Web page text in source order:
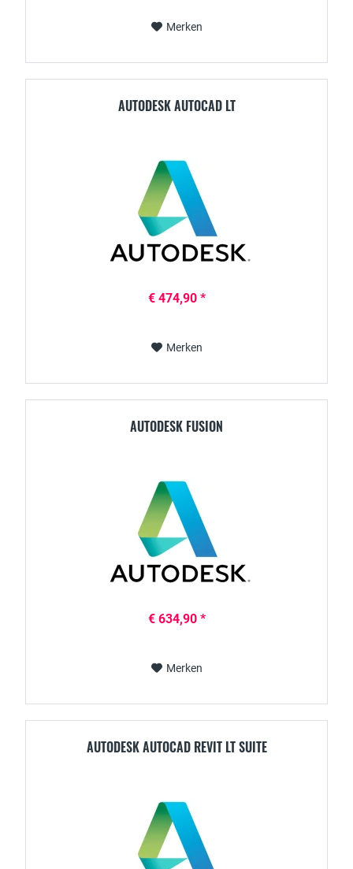
Merken
AUTODESK AUTOCAD LT
€ 474,90 *
Merken
AUTODESK FUSION
€ 634,90 *
Merken
AUTODESK AUTOCAD REVIT LT SUITE